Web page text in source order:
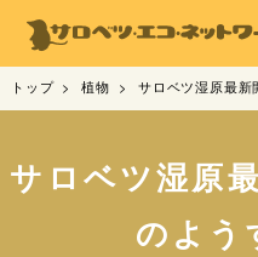
トップ 植物 サロベツ湿原最
サロベツ湿原
のよう